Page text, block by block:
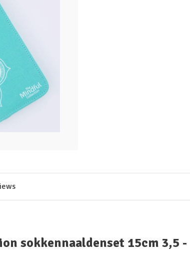
sokkennaaldenset 15cm 3,5 -